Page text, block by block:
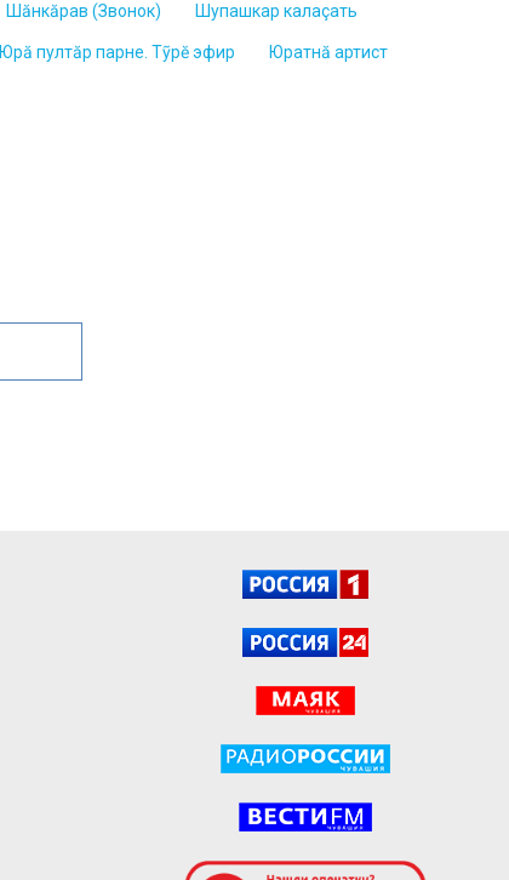
Шăнкăрав (Звонок) Шупашкар калаçать
Юрă пултăр парне. Тỹрĕ эфир Юратнӑ артист